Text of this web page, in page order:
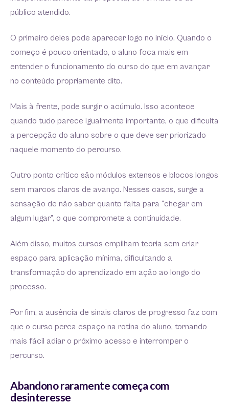
público atendido.
O primeiro deles pode aparecer logo no início. Quando o
começo é pouco orientado, o aluno foca mais em
entender o funcionamento do curso do que em avançar
no conteúdo propriamente dito.
Mais à frente, pode surgir o acúmulo. Isso acontece
quando tudo parece igualmente importante, o que dificulta
a percepção do aluno sobre o que deve ser priorizado
naquele momento do percurso.
Outro ponto crítico são módulos extensos e blocos longos
sem marcos claros de avanço. Nesses casos, surge a
sensação de não saber quanto falta para “chegar em
algum lugar”, o que compromete a continuidade.
Além disso, muitos cursos empilham teoria sem criar
espaço para aplicação mínima, dificultando a
transformação do aprendizado em ação ao longo do
processo.
Por fim, a ausência de sinais claros de progresso faz com
que o curso perca espaço na rotina do aluno, tornando
mais fácil adiar o próximo acesso e interromper o
percurso.
Abandono raramente começa com
desinteresse